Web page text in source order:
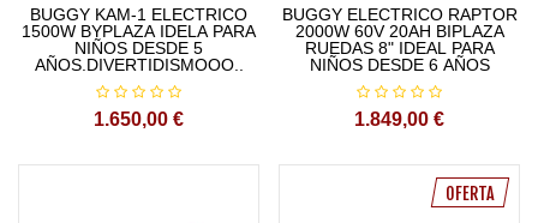
BUGGY KAM-1 ELECTRICO
1500W BYPLAZA IDELA PARA
NIÑOS DESDE 5
AÑOS.DIVERTIDISMOOO..
1.650,00 €
BUGGY ELECTRICO RAPTOR
2000W 60V 20AH BIPLAZA
RUEDAS 8" IDEAL PARA
NIÑOS DESDE 6 AÑOS
1.849,00 €
OFERTA